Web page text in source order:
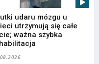
udaru mózgu u
utrzymują się całe
ważna szybka